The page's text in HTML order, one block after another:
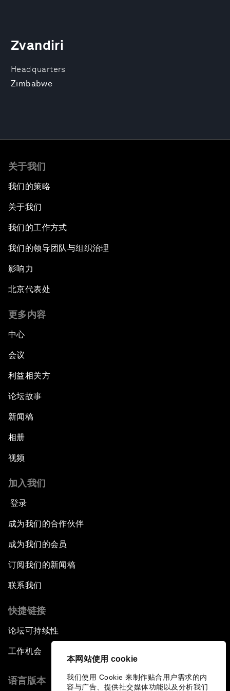
本网站使用 cookie
我们使用 Cookie 来制作贴合用户需求的内
容与广告、提供社交媒体功能以及分析我们
Headquarters
Zimbabwe
Zvandiri
关于我们
我们的策略
关于我们
我们的工作方式
我们的领导团队与组织治理
影响力
北京代表处
更多内容
中心
会议
利益相关方
论坛故事
新闻稿
相册
视频
加入我们
登录
成为我们的合作伙伴
成为我们的会员
订阅我们的新闻稿
联系我们
快捷链接
论坛可持续性
工作机会
语言版本